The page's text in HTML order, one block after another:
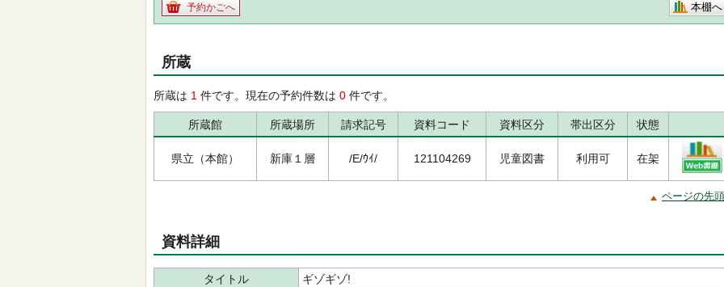
予約かごへ 本棚へ
所蔵
所蔵は 1 件です。現在の予約件数は 0 件です。
所蔵館 所蔵場所 請求記号 資料コード 資料区分 帯出区分 状態
県立（本館） 新庫１層 /E/ｳｲ/ 121104269 児童図書 利用可 在架
ページの先
資料詳細
タイトル
ギゾギゾ!